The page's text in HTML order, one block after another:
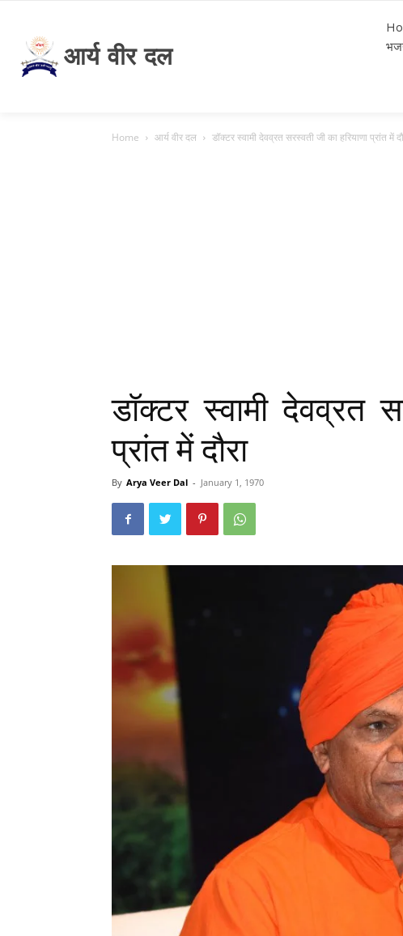
आर्य वीर दल
Home आर्य वीर दल डॉक्टर स्वामी देवव्रत सरस्वती जी का हरियाणा प्रांत में
डॉक्टर स्वामी देवव्रत
प्रांत में दौरा
By Arya Veer Dal - January 1, 1970